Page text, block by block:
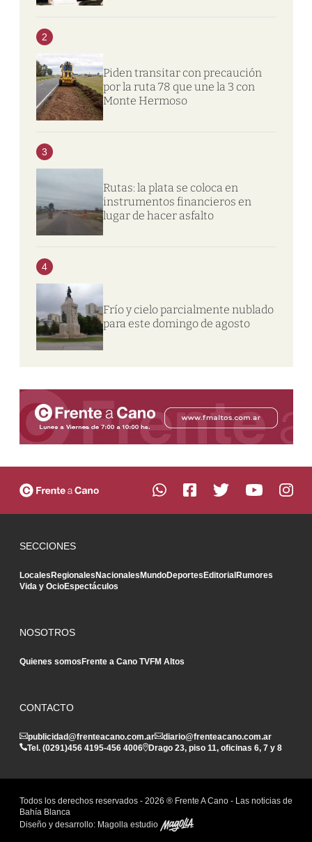
2
Piden transitar con precaución
por la ruta 78 que une la 3 con
Monte Hermoso
3
Rutas: la plata se coloca en
instrumentos financieros en
lugar de hacer asfalto
4
Frío y cielo parcialmente nublado
para este domingo de agosto
SECCIONES
LocalesRegionalesNacionalesMundoDeportesEditorialRumores
Vida y OcioEspectáculos
NOSOTROS
Quienes somosFrente a Cano TVFM Altos
CONTACTO
publicidad@frenteacano.com.ar
diario@frenteacano.com.ar
Tel. (0291)456 4195-456 4006 Drago 23, piso 11, oficinas 6, 7 y 8
Todos los derechos reservados - 2026 ® Frente A Cano - Las noticias de
Bahía Blanca
Diseño y desarrollo: Magolla estudio